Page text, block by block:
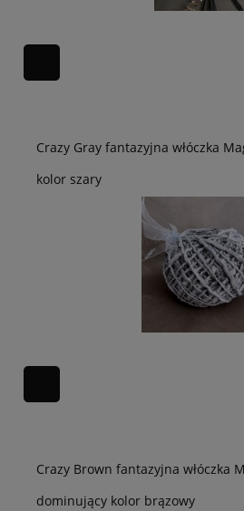
Crazy Gray fantazyjna włóczka
kolor szary
Crazy Brown fantazyjna włóczka
dominujący kolor brązowy